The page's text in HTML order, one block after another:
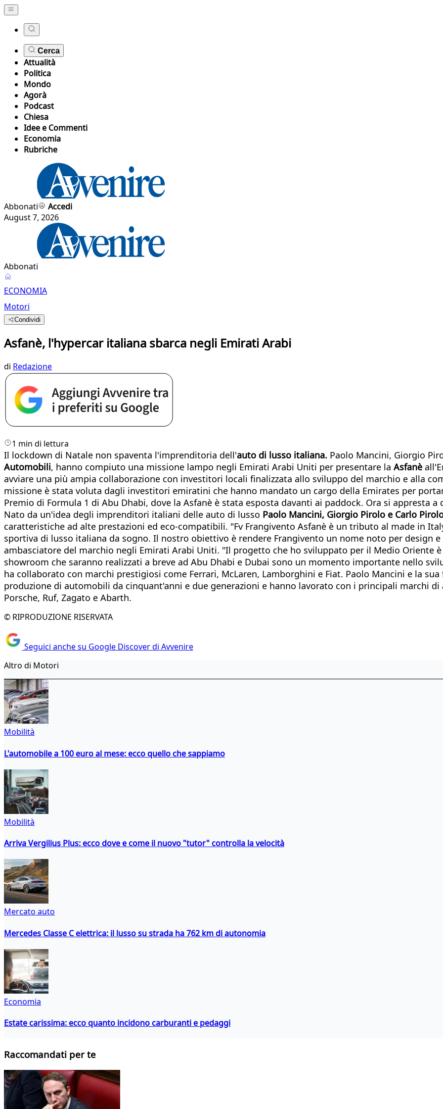
Cerca
Attualità
Politica
Mondo
Agorà
Podcast
Chiesa
Idee e Commenti
Economia
Rubriche
Abbonati
Accedi
August 7, 2026
Abbonati
ECONOMIA
Motori
Condividi
Asfanè, l'hypercar italiana sbarca negli Emirati Arabi
di Redazione
1 min di lettura
Il lockdown di Natale non spaventa l'imprenditoria dell'auto di lusso italiana. Paolo Mancini, Giorgio
Automobili, hanno compiuto una missione lampo negli Emirati Arabi Uniti per presentare la Asfanè
avviare una più ampia collaborazione con investitori locali finalizzata allo sviluppo del marchio e alla
missione è stata voluta dagli investitori emiratini che hanno mandato un cargo della Emirates per
Premio di Formula 1 di Abu Dhabi, dove la Asfanè è stata esposta davanti ai paddock. Ora si appresta
Nato da un'idea degli imprenditori italiani delle auto di lusso Paolo Mancini, Giorgio Pirolo e Carlo
caratteristiche ad alte prestazioni ed eco-compatibili. "Fv Frangivento Asfanè è un tributo al made in
sportiva di lusso italiana da sogno. Il nostro obiettivo è rendere Frangivento un nome noto per design
ambasciatore del marchio negli Emirati Arabi Uniti. "Il progetto che ho sviluppato per il Medio Oriente
showroom che saranno realizzati a breve ad Abu Dhabi e Dubai sono un momento importante nello
ha collaborato con marchi prestigiosi come Ferrari, McLaren, Lamborghini e Fiat. Paolo Mancini e la
produzione di automobili da cinquant'anni e due generazioni e hanno lavorato con i principali marchi
Porsche, Ruf, Zagato e Abarth.
© RIPRODUZIONE RISERVATA
Seguici anche su Google Discover di Avvenire
Altro di Motori
Mobilità
L'automobile a 100 euro al mese: ecco quello che sappiamo
Mobilità
Arriva Vergilius Plus: ecco dove e come il nuovo "tutor" controlla la velocità
Mercato auto
Mercedes Classe C elettrica: il lusso su strada ha 762 km di autonomia
Economia
Estate carissima: ecco quanto incidono carburanti e pedaggi
Raccomandati per te